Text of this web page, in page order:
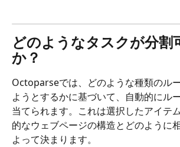
どのようなタスクが分割
か？
Octoparseでは、どのような種類のル
ようとするかに基づいて、自動的にル
当てられます。これは選択したアイテ
的なウェブページの構造とどのように
よって決まります。